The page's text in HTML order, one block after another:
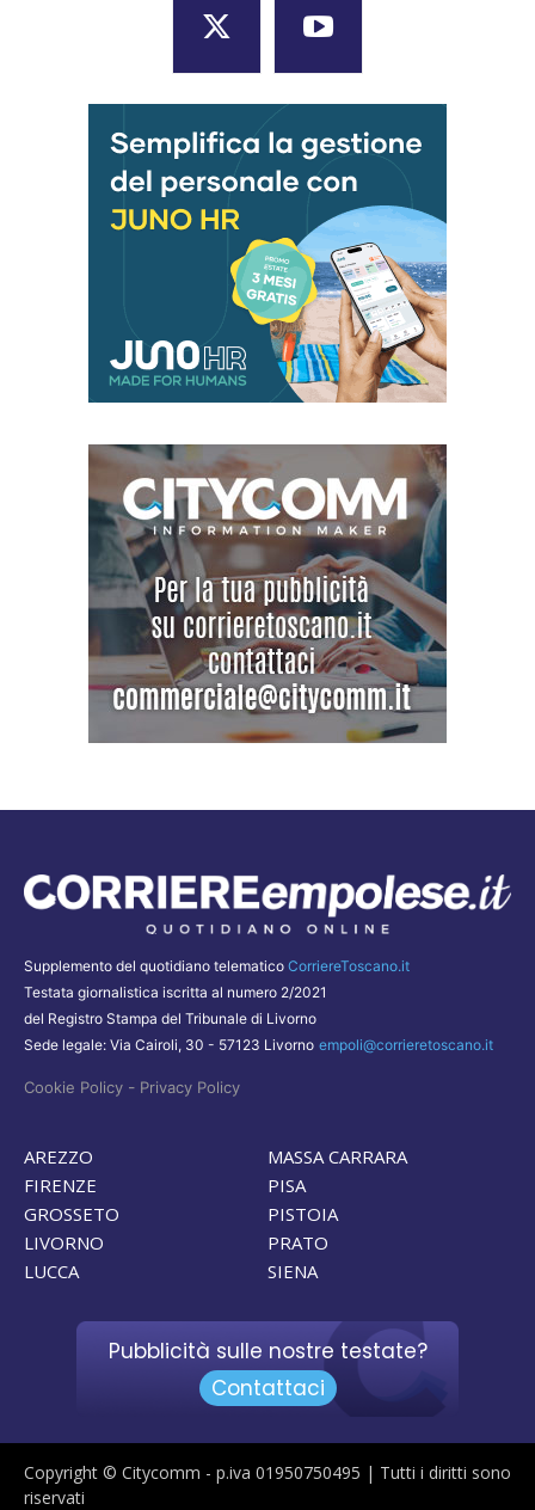
Supplemento del quotidiano telematico CorriereToscano.it
Testata giornalistica iscritta al numero 2/2021
del Registro Stampa del Tribunale di Livorno
Sede legale: Via Cairoli, 30 - 57123 Livorno empoli@corrieretoscano.it
Cookie Policy - Privacy Policy
AREZZO
FIRENZE
GROSSETO
LIVORNO
LUCCA
MASSA CARRARA
PISA
PISTOIA
PRATO
SIENA
Pubblicità sulle nostre testate?
Contattaci
Copyright © Citycomm - p.iva 01950750495 | Tutti i diritti sono
riservati